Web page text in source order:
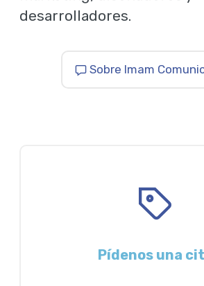
desarrolladores.
Sobre Imam
Pídenos una